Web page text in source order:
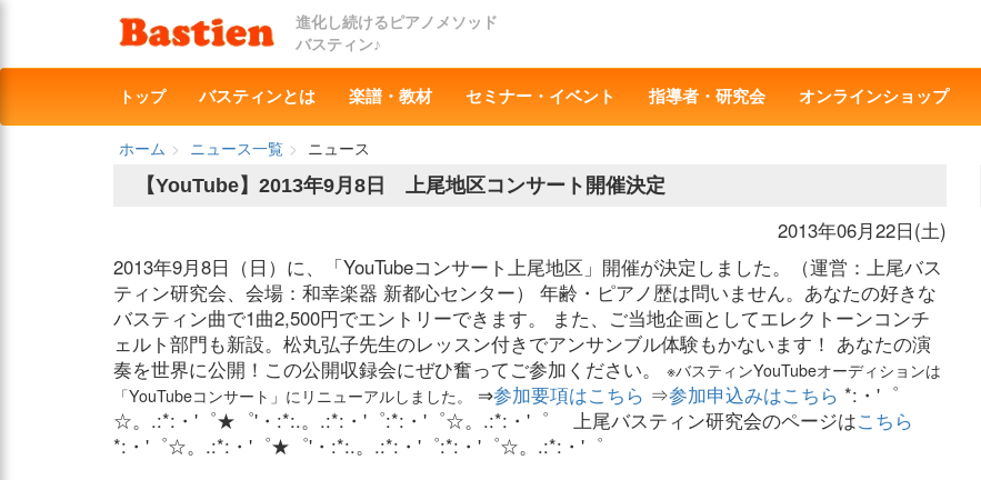
進化し続けるピアノメソッド
バスティン♪
トップ バスティンとは 楽譜・教材 セミナー・イベント 指導者・研究会 オンラインショップ
ホーム ニュース一覧
ニュース
【YouTube】2013年9月8日 上尾地区コンサート開催決定
2013年06月22日(土)
2013年9月8日（日）に、「YouTubeコンサート上尾地区」開催が決定しました。（運営：上尾バス
ティン研究会、会場：和幸楽器 新都心センター） 年齢・ピアノ歴は問いません。あなたの好きな
バスティン曲で1曲2,500円でエントリーできます。 また、ご当地企画としてエレクトーンコンチ
ェルト部門も新設。松丸弘子先生のレッスン付きでアンサンブル体験もかないます！ あなたの演
奏を世界に公開！この公開収録会にぜひ奮ってご参加ください。 ※バスティンYouTubeオーディションは
「YouTubeコンサート」にリニューアルしました。
⇒参加要項はこちら ⇒参加申込みはこちら *:・'゜
☆。.:*:・'゜★゜'・:*:.。.:*:・'゜:*:・'゜☆。.:*:・'゜ 上尾バスティン研究会のページはこちら
*:・'゜☆。.:*:・'゜★゜'・:*:.。.:*:・'゜:*:・'゜☆。.:*:・'゜